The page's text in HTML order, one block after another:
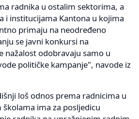
radnika u ostalim sektorima, a
i institucijama Kantona u kojima
primaju na neodređeno
se javni konkursi na
nažalost odobravaju samo u
političke kampanje", navode iz
loš odnos prema radnicima u
ima za posljedicu